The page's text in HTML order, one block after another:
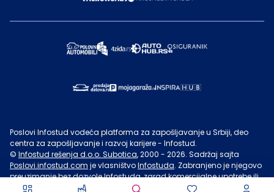
Poslovi Infostud vodeća platforma za zapošljavanje u Srbiji, deo
centra za zapošljavanje i razvoj karijere - Infostud.
© Infostud rešenja d.o.o. Subotica, 2000 - 2026. Sadržaj sajta
Poslovi.infostud.com je vlasništvoInfostuda. Zabranjeno je njegovo
preuzimanje bez dozvoleInfostuda, zarad komercijalne upotrebe ili
u druge svrhe, osim za lične potrebe posetilaca sajta.